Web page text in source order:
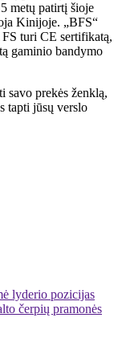
metų patirtį šioje
Kinijoje. „BFS“
turi CE sertifikatą,
gaminio bandymo
savo prekės ženklą,
tapti jūsų verslo
lyderio pozicijas
čerpių pramonės